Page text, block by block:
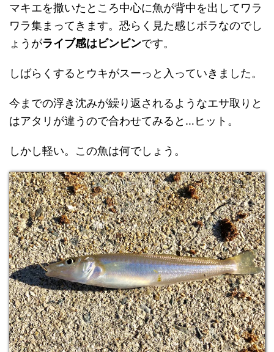
マキエを撒いたところ中心に魚が背中を出してワラ
ワラ集まってきます。恐らく見た感じボラなのでし
ょうがライブ感はビンビンです。
しばらくするとウキがスーっと入っていきました。
今までの浮き沈みが繰り返されるようなエサ取りと
はアタリが違うので合わせてみると…ヒット。
しかし軽い。この魚は何でしょう。